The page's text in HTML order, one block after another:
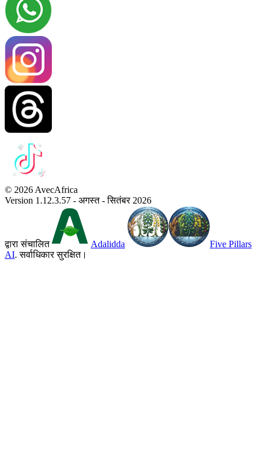
© 2026 AvecAfrica
Version 1.12.3.57 - अगस्त - सितंबर 2026
द्वारा संचालित Adalidda
Five Pillars
AI. सर्वाधिकार सुरक्षित।